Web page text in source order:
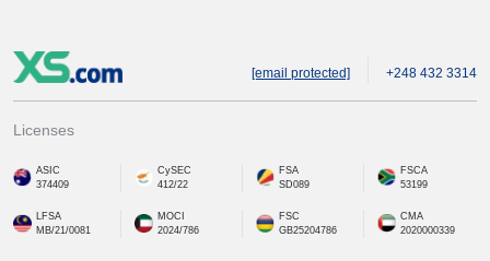
[email protected] +248 432 3314
Licenses
ASIC
374409
CySEC
412/22
FSA
SD089
FSCA
53199
LFSA
MB/21/0081
MOCI
2024/786
FSC
GB25204786
CMA
2020000339